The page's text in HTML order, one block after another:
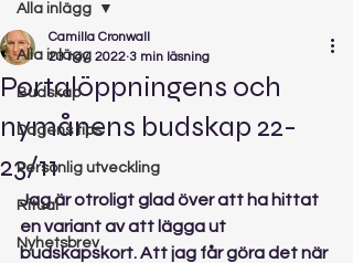
Alla inlägg
Budskap
Dagens tips
Personlig utveckling
Ritual
Nyhetsbrev
Alla inlägg
Portalöppningens och
nymånens budskap 22-
23/11
Camilla Cronwall
23 nov. 2022 3 min läsning
Jag är otroligt glad över att ha hittat
en variant av att lägga ut
budskapskort. Att jag får göra det när